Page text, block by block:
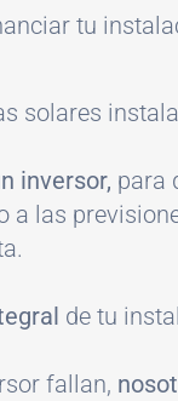
tu
solares
inversor, para
a las
de tu
fallan,